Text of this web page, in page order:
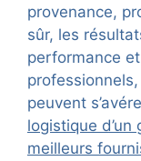
provenance,
sûr, les
performance
peuvent
logistique d’un
meilleurs